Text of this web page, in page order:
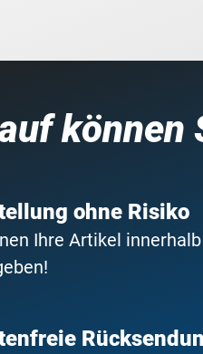
können
ohne Risiko
Ihre Artikel